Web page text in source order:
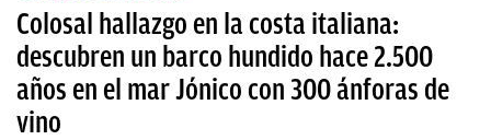
Colosal hallazgo en la costa italiana:
descubren un barco hundido hace 2.500
años en el mar Jónico con 300 ánforas de
vino